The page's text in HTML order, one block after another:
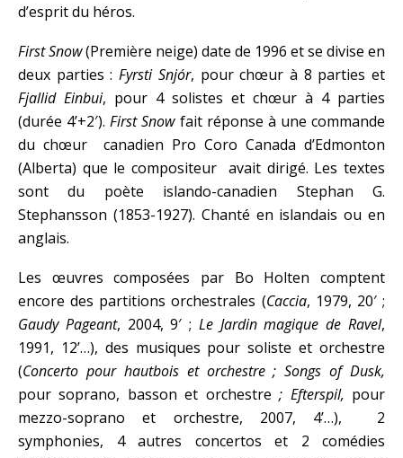
d’esprit du héros.
First Snow(Première neige) date de 1996 et se divise en
deux parties :Fyrsti Snjór, pour chœur à 8 parties et
Fjallid Einbui, pour 4 solistes et chœur à 4 parties
(durée 4’+2′).First Snowfait réponse à une commande
du chœur canadien Pro Coro Canada d’Edmonton
(Alberta) que le compositeur avait dirigé. Les textes
sont du poète islando-canadien Stephan G.
Stephansson (1853-1927). Chanté en islandais ou en
anglais.
Les œuvres composées par Bo Holten comptent
encore des partitions orchestrales (Caccia, 1979, 20′ ;
Gaudy Pageant, 2004, 9′ ; Le Jardin magique de Ravel,
1991, 12’…), des musiques pour soliste et orchestre
(Concerto pour hautbois et orchestre ; Songs of Dusk,
pour soprano, basson et orchestre ; Efterspil, pour
mezzo-soprano et orchestre, 2007, 4’…), 2
symphonies, 4 autres concertos et 2 comédies